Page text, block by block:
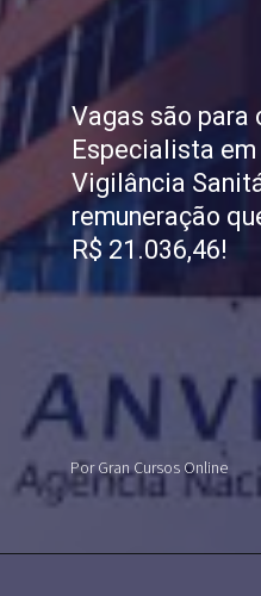
Vagas são para
Especialista
Vigilância
remuneração
R$ 21.036,46!
Por Gran Cursos Online